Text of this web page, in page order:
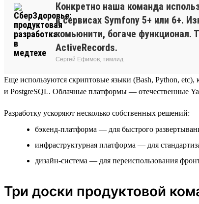
Конкретно наша команда
в сервисах Symfony 5+ или 6+.
комьюнити, богаче функционал.
ActiveRecords.
Сергей Ефимов, тимлид
Еще используются скриптовые языки (Bash, Python,
и PostgreSQL. Облачные платформы — отечественные
Разработку ускоряют несколько собственных решений:
бэкенд-платформа — для быстрого
инфраструктурная платформа — для
дизайн-система — для переиспользования
Три доски продуктовой